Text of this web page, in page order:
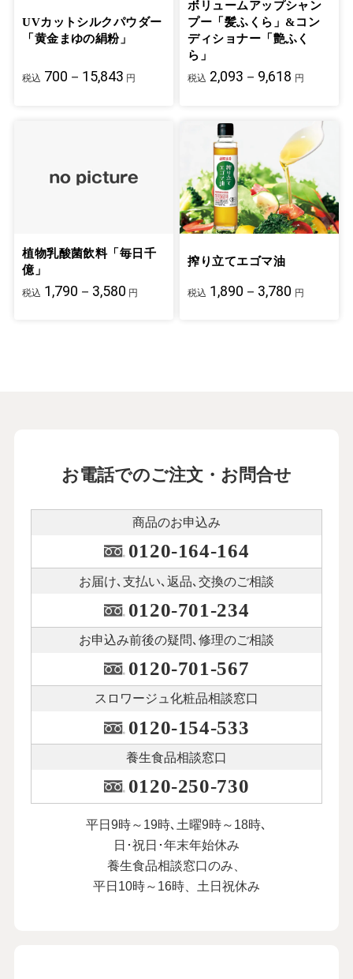
UVカットシルクパウダー
「黄金まゆの絹粉」
税込 700－15,843 円
ボリュームアップシャン
プー「髪ふくら」&コン
ディショナー「艶ふく
ら」
税込 2,093－9,618 円
植物乳酸菌飲料「毎日千
億」
税込 1,790－3,580 円
搾り立てエゴマ油
税込 1,890－3,780 円
お電話でのご注文・お問合せ
商品のお申込み
0120-164-164
お届け､支払い､ 返品､交換のご相談
0120-701-234
お申込み前後の疑問､修理のご相談
0120-701-567
スロワージュ化粧品相談窓口
0120-154-533
養生食品相談窓口
0120-250-730
平日9時～19時､土曜9時～18時､
日･祝日･年末年始休み
養生食品相談窓口のみ、
平日10時～16時、土日祝休み